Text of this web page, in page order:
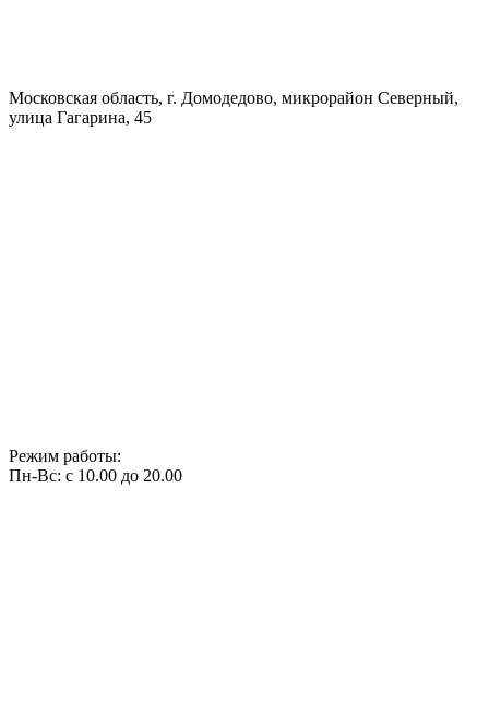
Московская область, г. Домодедово, микрорайон Северный,
улица Гагарина, 45
Режим работы:
Пн-Вс: с 10.00 до 20.00